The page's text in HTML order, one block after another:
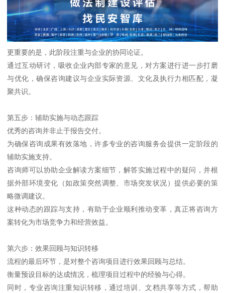
更重要的是，此阶段注重与企业的协同论证。
通过互动研讨，吸收企业内部专家的意见，对方案进行进一步打磨
与优化，确保咨询建议与企业实际资源、文化及执行力相匹配，凝
聚共识。
第五步：辅助实施与动态跟踪
优秀的咨询并非止于报告交付。
为确保咨询成果有效落地，许多专业的咨询服务会提供一定阶段的
辅助实施支持。
咨询师可以协助企业解读方案细节，解答实施过程中的疑问，并根
据外部环境变化（如政策突然调整、市场突发状况）提供必要的策
略微调建议。
这种动态的跟踪与支持，有助于企业顺利推动变革，真正将咨询方
案转化为市场竞争力和经营效益。
第六步：效果回顾与知识转移
流程的最后环节，是对整个咨询项目进行效果回顾与总结。
衡量预设目标的达成情况，梳理项目过程中的经验与心得。
同时，专业咨询注重知识转移，通过培训、文档共享等方式，帮助